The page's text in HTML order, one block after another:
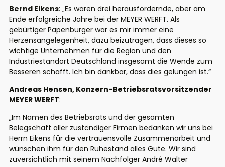
Bernd Eikens: „Es waren drei herausfordernde, aber am
Ende erfolgreiche Jahre bei der MEYER WERFT. Als
gebürtiger Papenburger war es mir immer eine
Herzensangelegenheit, dazu beizutragen, dass dieses so
wichtige Unternehmen für die Region und den
Industriestandort Deutschland insgesamt die Wende zum
Besseren schafft. Ich bin dankbar, dass dies gelungen ist.“
Andreas Hensen, Konzern-Betriebsratsvorsitzender
MEYER WERFT:
„Im Namen des Betriebsrats und der gesamten
Belegschaft aller zuständiger Firmen bedanken wir uns bei
Herrn Eikens für die vertrauensvolle Zusammenarbeit und
wünschen ihm für den Ruhestand alles Gute. Wir sind
zuversichtlich mit seinem Nachfolger André Walter